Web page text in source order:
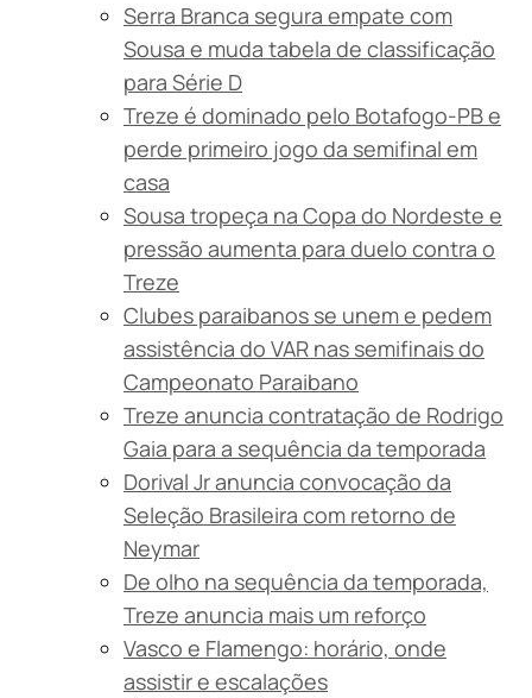
Serra Branca segura empate com
Sousa e muda tabela de classificação
para Série D
Treze é dominado pelo Botafogo-PB e
perde primeiro jogo da semifinal em
casa
Sousa tropeça na Copa do Nordeste e
pressão aumenta para duelo contra o
Treze
Clubes paraibanos se unem e pedem
assistência do VAR nas semifinais do
Campeonato Paraibano
Treze anuncia contratação de Rodrigo
Gaia para a sequência da temporada
Dorival Jr anuncia convocação da
Seleção Brasileira com retorno de
Neymar
De olho na sequência da temporada,
Treze anuncia mais um reforço
Vasco e Flamengo: horário, onde
assistir e escalações